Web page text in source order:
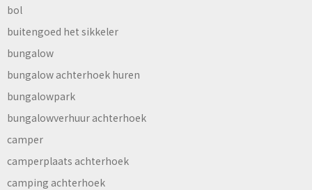
bol
buitengoed het sikkeler
bungalow
bungalow achterhoek huren
bungalowpark
bungalowverhuur achterhoek
camper
camperplaats achterhoek
camping achterhoek